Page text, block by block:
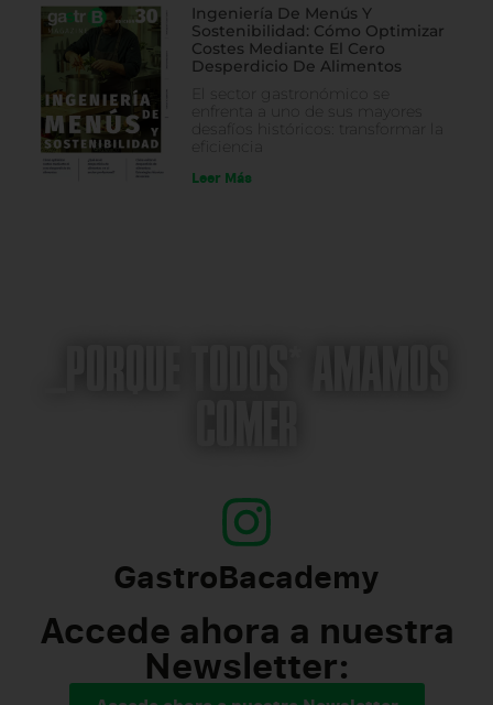
Ingeniería De Menús Y
Sostenibilidad: Cómo Optimizar
Costes Mediante El Cero
Desperdicio De Alimentos
El sector gastronómico se
enfrenta a uno de sus mayores
desafíos históricos: transformar la
Leer Más
GastroBacademy
Accede ahora a nuestra
Newsletter: